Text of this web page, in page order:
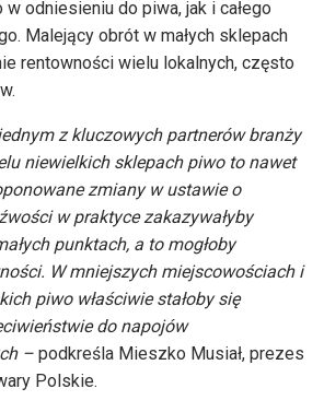
odniesieniu do piwa, jak i całego
Malejący obrót w małych sklepach
rentowności wielu lokalnych, często
z kluczowych partnerów branży
niewielkich sklepach piwo to nawet
zmiany w ustawie o
w praktyce zakazywałyby
punktach, a to mogłoby
W mniejszych miejscowościach i
piwo właściwie stałoby się
do napojów
– podkreśla Mieszko Musiał, prezes
Polskie.